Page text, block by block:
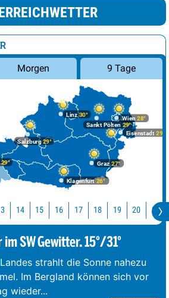
Morgen 9 Tage
Graz27°
29°
Klagenfurt 26°
Linz30°
Salzburg29°
Wien 28°
Eisenstadt 29°
Sankt Pölten 29°
14 15 16 17 18 19 20 21
SW Gewitter. 15°/31°
strahlt die Sonne nahezu
Im Bergland können sich vor
wieder...